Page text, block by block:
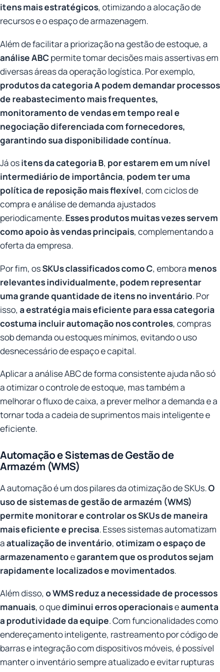
itens mais estratégicos, otimizando a alocação de
recursos e o espaço de armazenagem.
Além de facilitar a priorização na gestão de estoque, a
análise ABC permite tomar decisões mais assertivas em
diversas áreas da operação logística. Por exemplo,
produtos da categoria A podem demandar processos
de reabastecimento mais frequentes,
monitoramento de vendas em tempo real e
negociação diferenciada com fornecedores,
garantindo sua disponibilidade contínua.
Já ositens da categoria B, por estarem em um nível
intermediário de importância, podem ter uma
política de reposição mais flexível, com ciclos de
compra e análise de demanda ajustados
periodicamente. Esses produtos muitas vezes servem
como apoio às vendas principais, complementando a
oferta da empresa.
Por fim, osSKUs classificados como C, embora menos
relevantes individualmente, podem representar
uma grande quantidade de itens no inventário. Por
isso, a estratégia mais eficiente para essa categoria
costuma incluir automação nos controles, compras
sob demanda ou estoques mínimos, evitando o uso
desnecessário de espaço e capital.
Aplicar a análise ABC de forma consistente ajuda não só
a otimizar o controle de estoque, mas também a
melhorar o fluxo de caixa, a prever melhor a demanda e a
tornar toda a cadeia de suprimentos mais inteligente e
eficiente.
Automação e Sistemas de Gestão de
Armazém (WMS)
A automação é um dos pilares da otimização de SKUs.O
uso de sistemas de gestão de armazém (WMS)
permite monitorar e controlar os SKUs de maneira
mais eficiente e precisa. Esses sistemas automatizam
aatualização de inventário, otimizam o espaço de
armazenamentoegarantem que os produtos sejam
rapidamente localizados e movimentados.
Além disso, o WMS reduz a necessidade de processos
manuais, o quediminui erros operacionaiseaumenta
a produtividade da equipe. Com funcionalidades como
endereçamento inteligente, rastreamento por código de
barras e integração com dispositivos móveis, é possível
manter o inventário sempre atualizado e evitar rupturas